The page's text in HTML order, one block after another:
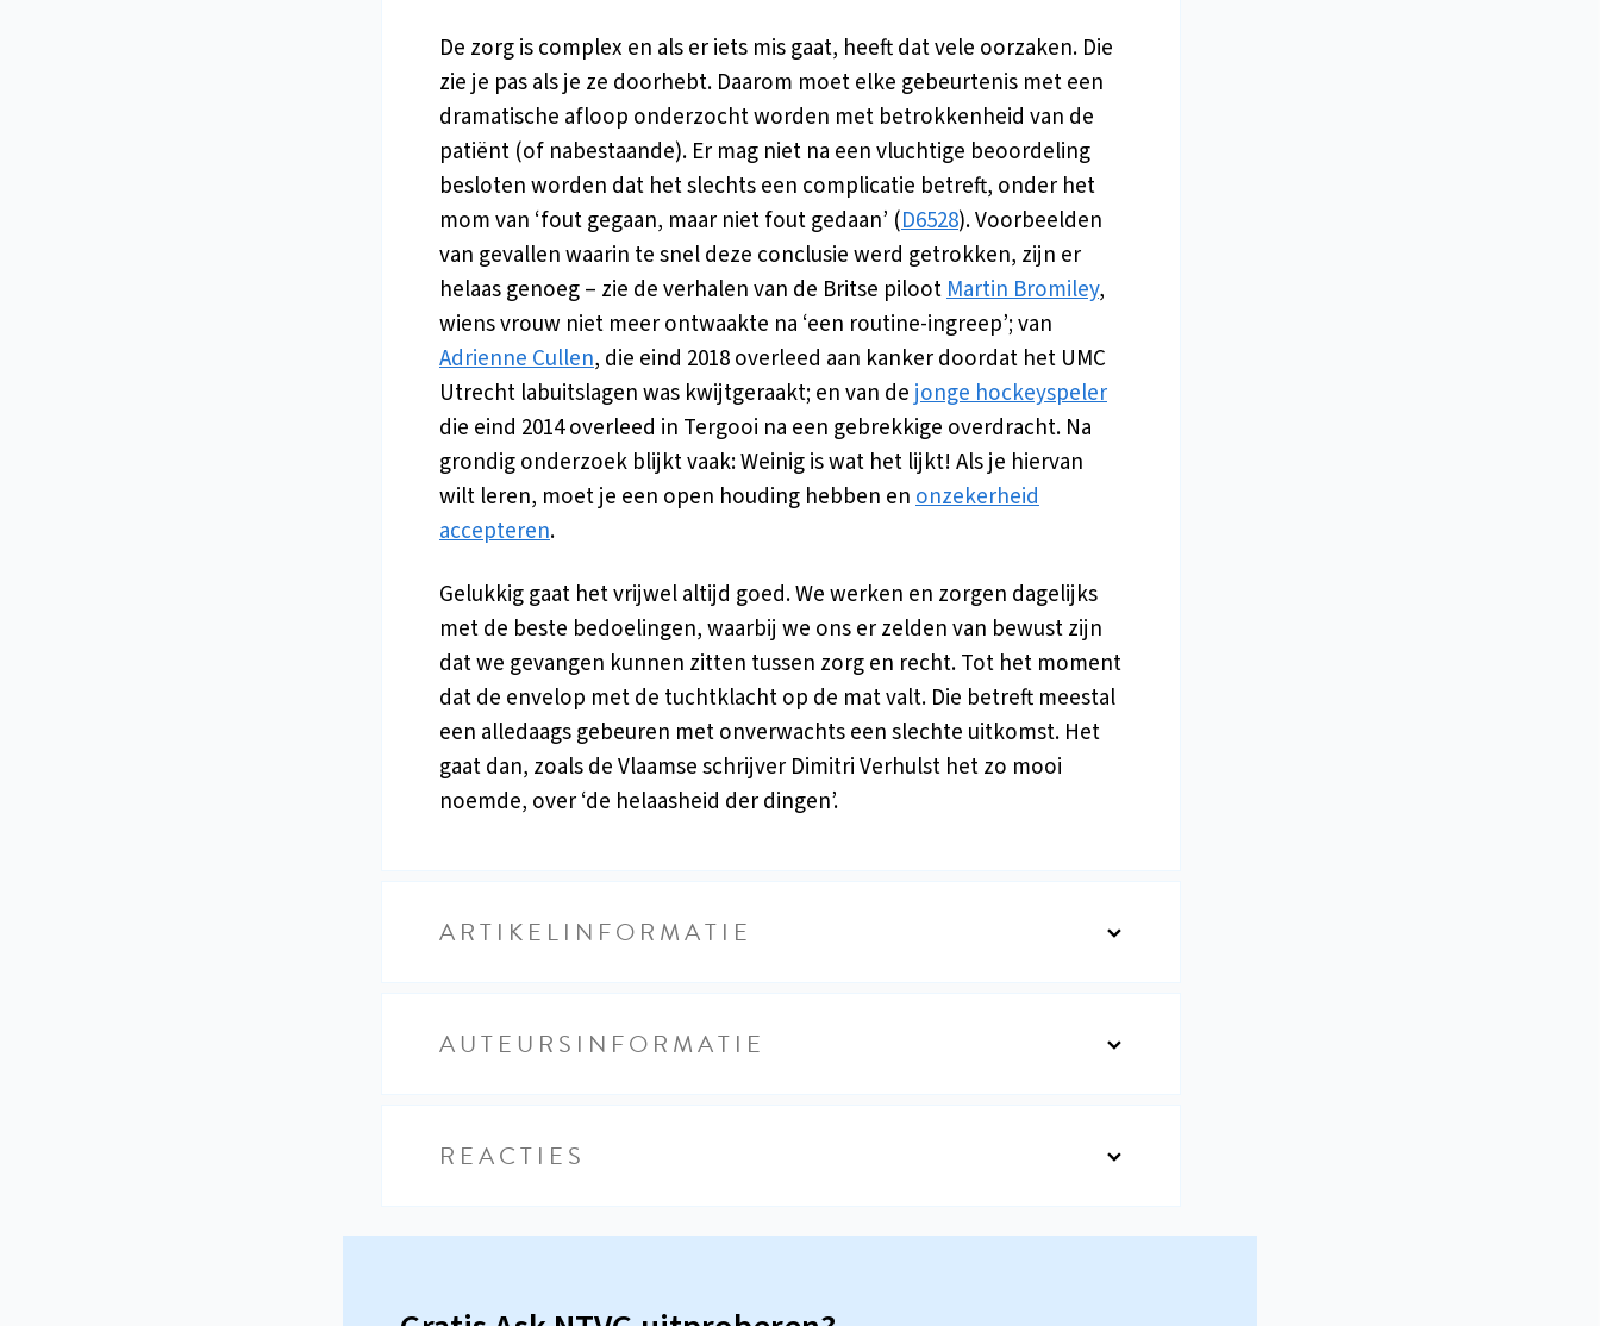
De zorg is complex en als er iets mis gaat, heeft dat vele oorzaken. Die
zie je pas als je ze doorhebt. Daarom moet elke gebeurtenis met een
dramatische afloop onderzocht worden met betrokkenheid van de
patiënt (of nabestaande). Er mag niet na een vluchtige beoordeling
besloten worden dat het slechts een complicatie betreft, onder het
mom van ‘fout gegaan, maar niet fout gedaan’ (D6528). Voorbeelden
van gevallen waarin te snel deze conclusie werd getrokken, zijn er
helaas genoeg – zie de verhalen van de Britse pilootMartin Bromiley,
wiens vrouw niet meer ontwaakte na ‘een routine-ingreep’; van
Adrienne Cullen, die eind 2018 overleed aan kanker doordat het UMC
Utrecht labuitslagen was kwijtgeraakt; en van de jonge hockeyspeler
die eind 2014 overleed in Tergooi na een gebrekkige overdracht. Na
grondig onderzoek blijkt vaak: Weinig is wat het lijkt! Als je hiervan
wilt leren, moet je een open houding hebben enonzekerheid
accepteren.
Gelukkig gaat het vrijwel altijd goed. We werken en zorgen dagelijks
met de beste bedoelingen, waarbij we ons er zelden van bewust zijn
dat we gevangen kunnen zitten tussen zorg en recht. Tot het moment
dat de envelop met de tuchtklacht op de mat valt. Die betreft meestal
een alledaags gebeuren met onverwachts een slechte uitkomst. Het
gaat dan, zoals de Vlaamse schrijver Dimitri Verhulst het zo mooi
noemde, over ‘de helaasheid der dingen’.
ARTIKELINFORMATIE
AUTEURSINFORMATIE
REACTIES